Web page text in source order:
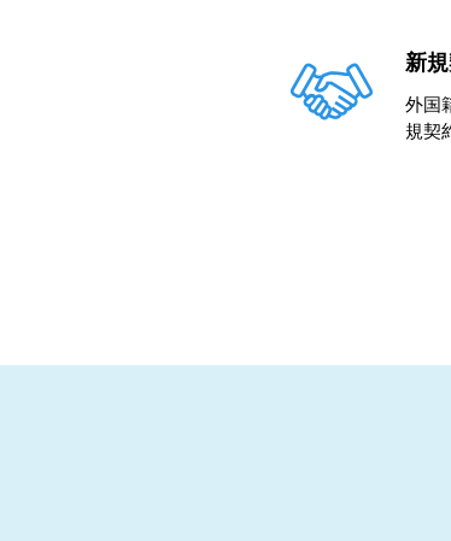
新
外国
規契